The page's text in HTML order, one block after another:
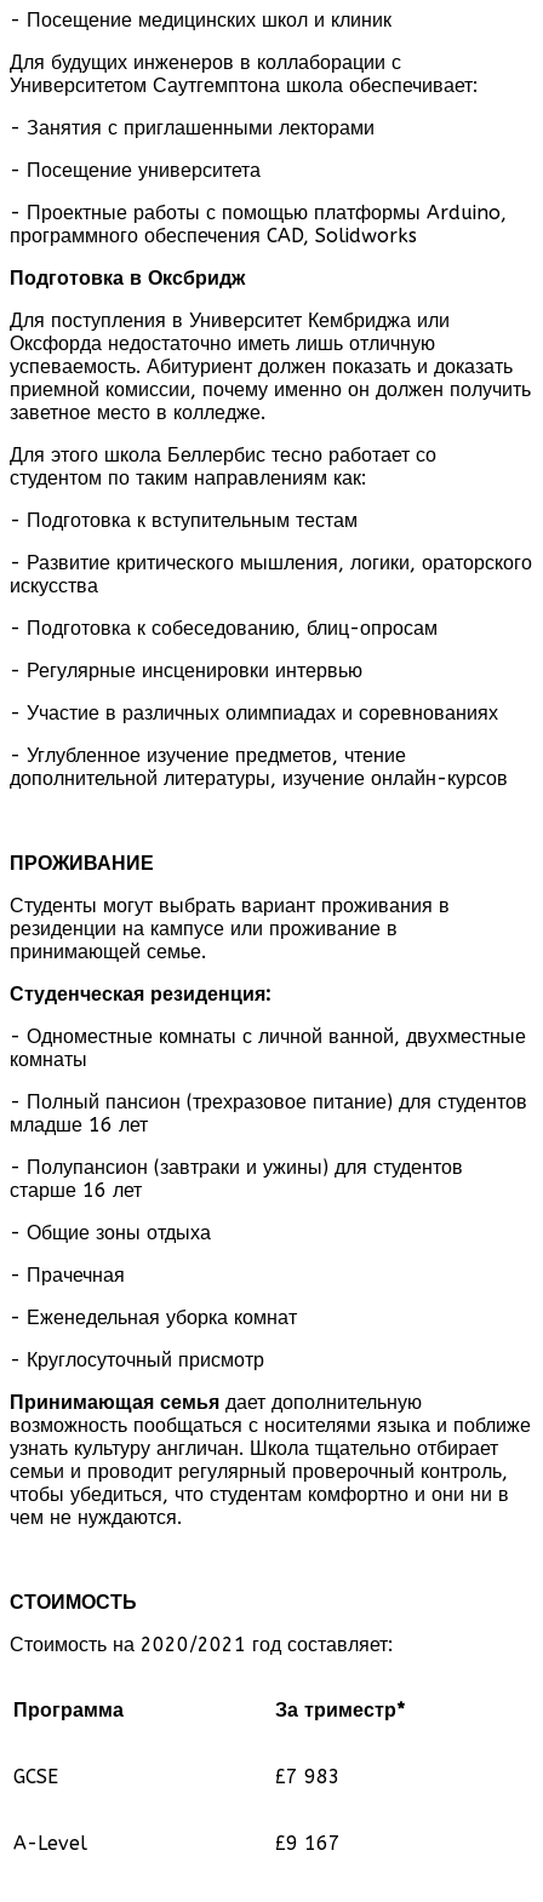
- Посещение медицинских школ и клиник
Для будущих инженеров в коллаборации с
Университетом Саутгемптона школа обеспечивает:
- Занятия с приглашенными лекторами
- Посещение университета
- Проектные работы с помощью платформы Arduino,
программного обеспечения CAD, Solidworks
Подготовка в Оксбридж
Для поступления в Университет Кембриджа или
Оксфорда недостаточно иметь лишь отличную
успеваемость. Абитуриент должен показать и доказать
приемной комиссии, почему именно он должен получить
заветное место в колледже.
Для этого школа Беллербис тесно работает со
студентом по таким направлениям как:
- Подготовка к вступительным тестам
- Развитие критического мышления, логики, ораторского
искусства
- Подготовка к собеседованию, блиц-опросам
- Регулярные инсценировки интервью
- Участие в различных олимпиадах и соревнованиях
- Углубленное изучение предметов, чтение
дополнительной литературы, изучение онлайн-курсов
ПРОЖИВАНИЕ
Студенты могут выбрать вариант проживания в
резиденции на кампусе или проживание в
принимающей семье.
Студенческая резиденция:
- Одноместные комнаты с личной ванной, двухместные
комнаты
- Полный пансион (трехразовое питание) для студентов
младше 16 лет
- Полупансион (завтраки и ужины) для студентов
старше 16 лет
- Общие зоны отдыха
- Прачечная
- Еженедельная уборка комнат
- Круглосуточный присмотр
Принимающая семья дает дополнительную
возможность пообщаться с носителями языка и поближе
узнать культуру англичан. Школа тщательно отбирает
семьи и проводит регулярный проверочный контроль,
чтобы убедиться, что студентам комфортно и они ни в
чем не нуждаются.
СТОИМОСТЬ
Стоимость на 2020/2021 год составляет:
Программа За триместр*
GCSE £7 983
A-Level £9 167